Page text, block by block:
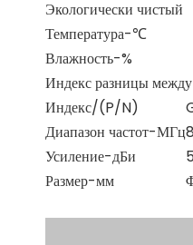
Экологически чистый
Температура-℃
Влажность-%
Индекс разницы
Индекс/(P/N)
Диапазон частот-МГц
Усиление-дБи
5
Размер-мм